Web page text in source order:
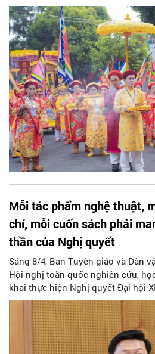
Kim Long) tại TP Huế.
Mỗi tác phẩm nghệ thuật,
chí, mỗi cuốn sách phải
thần của Nghị quyết
Sáng 8/4, Ban Tuyên giáo và Dân
Hội nghị toàn quốc nghiên cứu,
khai thực hiện Nghị quyết Đại hội
quan báo chí; đại biểu văn nghệ
chí Người Hà Nội trân trọng giới
kết luận của đồng chí Trần Thanh
hành Trung ương Đảng, Phó